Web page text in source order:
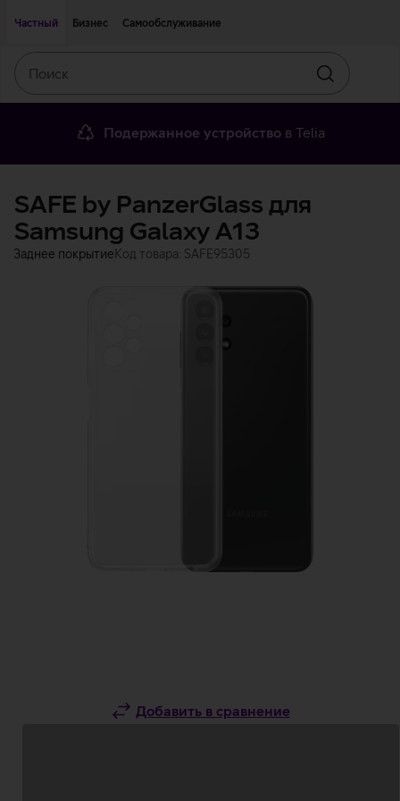
Частный
Бизнес Самообслуживание
Искать
Подержанное устройство в Telia
SAFE by PanzerGlass для
Samsung Galaxy A13
Заднее покрытие Код товара: SAFE95305
Добавить в сравнение